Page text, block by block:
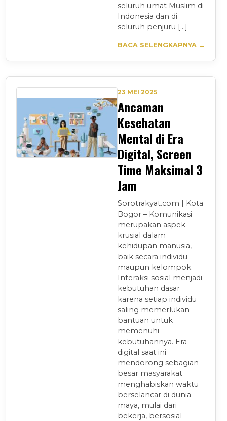
seluruh umat Muslim di
Indonesia dan di
seluruh penjuru […]
BACA SELENGKAPNYA →
23 MEI 2025
Ancaman
Kesehatan
Mental di Era
Digital, Screen
Time Maksimal 3
Jam
Sorotrakyat.com | Kota
Bogor – Komunikasi
merupakan aspek
krusial dalam
kehidupan manusia,
baik secara individu
maupun kelompok.
Interaksi sosial menjadi
kebutuhan dasar
karena setiap individu
saling memerlukan
bantuan untuk
memenuhi
kebutuhannya. Era
digital saat ini
mendorong sebagian
besar masyarakat
menghabiskan waktu
berselancar di dunia
maya, mulai dari
bekerja, bersosial